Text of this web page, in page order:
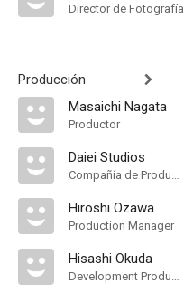
Director de Fotografía
Producción
Masaichi Nagata
Productor
Daiei Studios
Compañía de Produccion
Hiroshi Ozawa
Production Manager
Hisashi Okuda
Development Producer